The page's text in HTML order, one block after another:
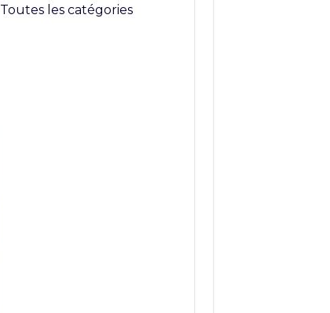
Toutes les catégories